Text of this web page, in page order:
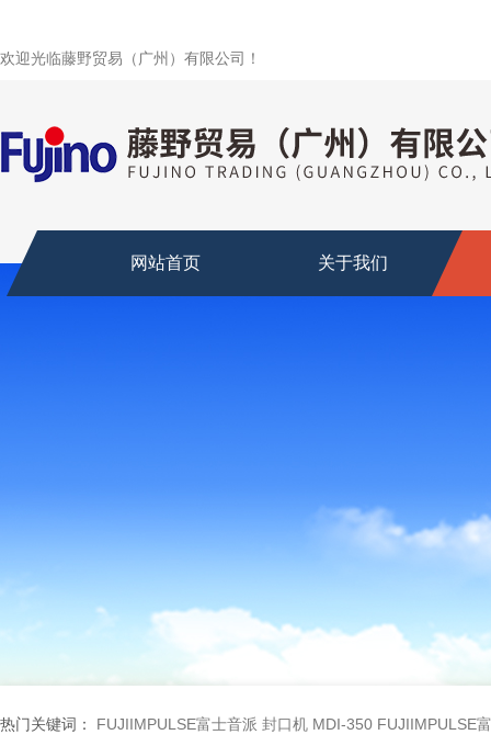
欢迎光临藤野贸易（广州）有限公司！
网站首页 关于我们
热门关键词： FUJIIMPULSE富士音派 封口机 MDI-350 FUJIIMPULSE